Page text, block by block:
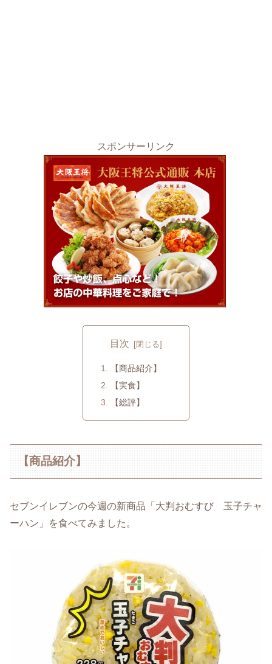
スポンサーリンク
目次
【商品紹介】
【実食】
【総評】
【商品紹介】
セブンイレブンの今週の新商品「大判おむすび 玉子チャ
ーハン」を食べてみました。